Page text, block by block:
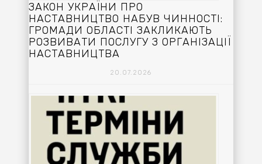
ЗАКОН УКРАЇНИ ПРО
НАСТАВНИЦТВО НАБУВ ЧИННОСТІ:
ГРОМАДИ ОБЛАСТІ ЗАКЛИКАЮТЬ
РОЗВИВАТИ ПОСЛУГУ З ОРГАНІЗАЦІЇ
НАСТАВНИЦТВА
20.07.2026